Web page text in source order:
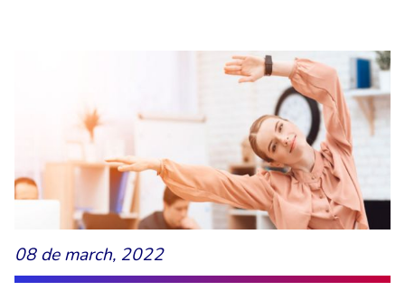
08 de march, 2022